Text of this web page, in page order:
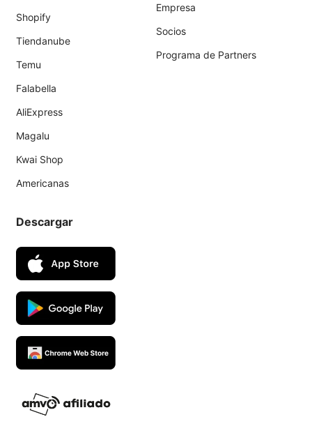
Shopify
Tiendanube
Temu
Falabella
AliExpress
Magalu
Kwai Shop
Americanas
Empresa
Socios
Programa de Partners
Descargar